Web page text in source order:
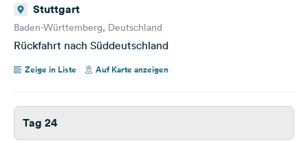
Stuttgart
Baden-Württemberg, Deutschland
Rückfahrt nach Süddeutschland
Zeige in Liste Auf Karte anzeigen
Tag 24